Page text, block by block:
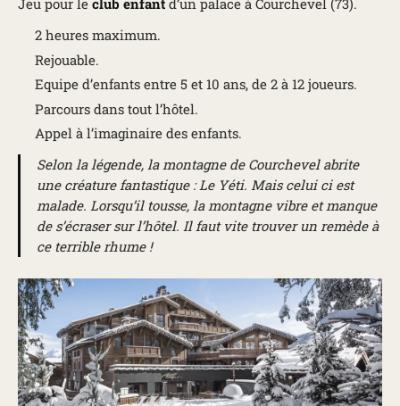
Jeu pour le club enfant d’un palace à Courchevel (73).
2 heures maximum.
Rejouable.
Equipe d’enfants entre 5 et 10 ans, de 2 à 12 joueurs.
Parcours dans tout l’hôtel.
Appel à l’imaginaire des enfants.
Selon la légende, la montagne de Courchevel abrite
une créature fantastique : Le Yéti. Mais celui ci est
malade. Lorsqu’il tousse, la montagne vibre et manque
de s’écraser sur l’hôtel. Il faut vite trouver un remède à
ce terrible rhume !